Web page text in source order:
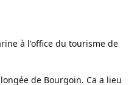
à l'office du tourisme de
de Bourgoin. Ca a lieu